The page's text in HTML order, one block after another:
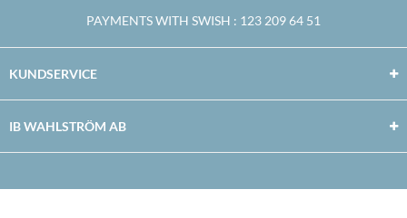
PAYMENTS WITH SWISH : 123 209 64 51
KUNDSERVICE
IB WAHLSTRÖM AB
Facebook
TwitterYoutubeInstagram